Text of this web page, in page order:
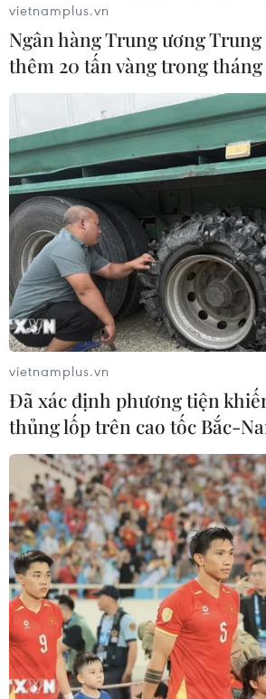
Kinh tế thế giới đứng trước
phát kèm suy thoái
30/06/2022 06:09
Tác động lớn nhất trên toàn cầu
và chiến tranh đang đe dọa sự ổn
Ít nhất, có khoảng 10 quốc gia trên
lạm phát và bị đe dọa suy thoái.
BIS cảnh báo 'bóng ma
vietnamplus.vn
Ngân hàng Trung ương Trung
thêm 20 tấn vàng trong tháng
vietnamplus.vn
Đã xác định phương tiện
thủng lốp trên cao tốc Bắc-